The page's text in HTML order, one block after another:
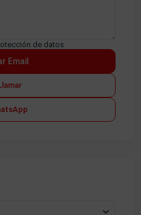
de datos